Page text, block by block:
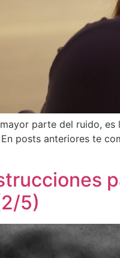
parte del ruido,
posts anteriores te
5)